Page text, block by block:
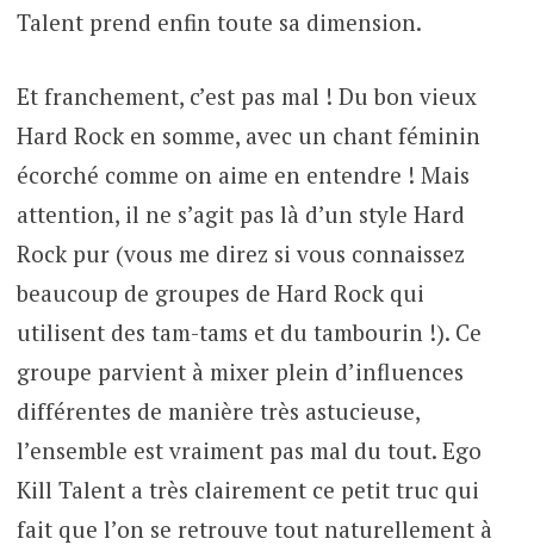
Talent prend enfin toute sa dimension.
Et franchement, c’est pas mal ! Du bon vieux
Hard Rock en somme, avec un chant féminin
écorché comme on aime en entendre ! Mais
attention, il ne s’agit pas là d’un style Hard
Rock pur (vous me direz si vous connaissez
beaucoup de groupes de Hard Rock qui
utilisent des tam-tams et du tambourin !). Ce
groupe parvient à mixer plein d’influences
différentes de manière très astucieuse,
l’ensemble est vraiment pas mal du tout. Ego
Kill Talent a très clairement ce petit truc qui
fait que l’on se retrouve tout naturellement à